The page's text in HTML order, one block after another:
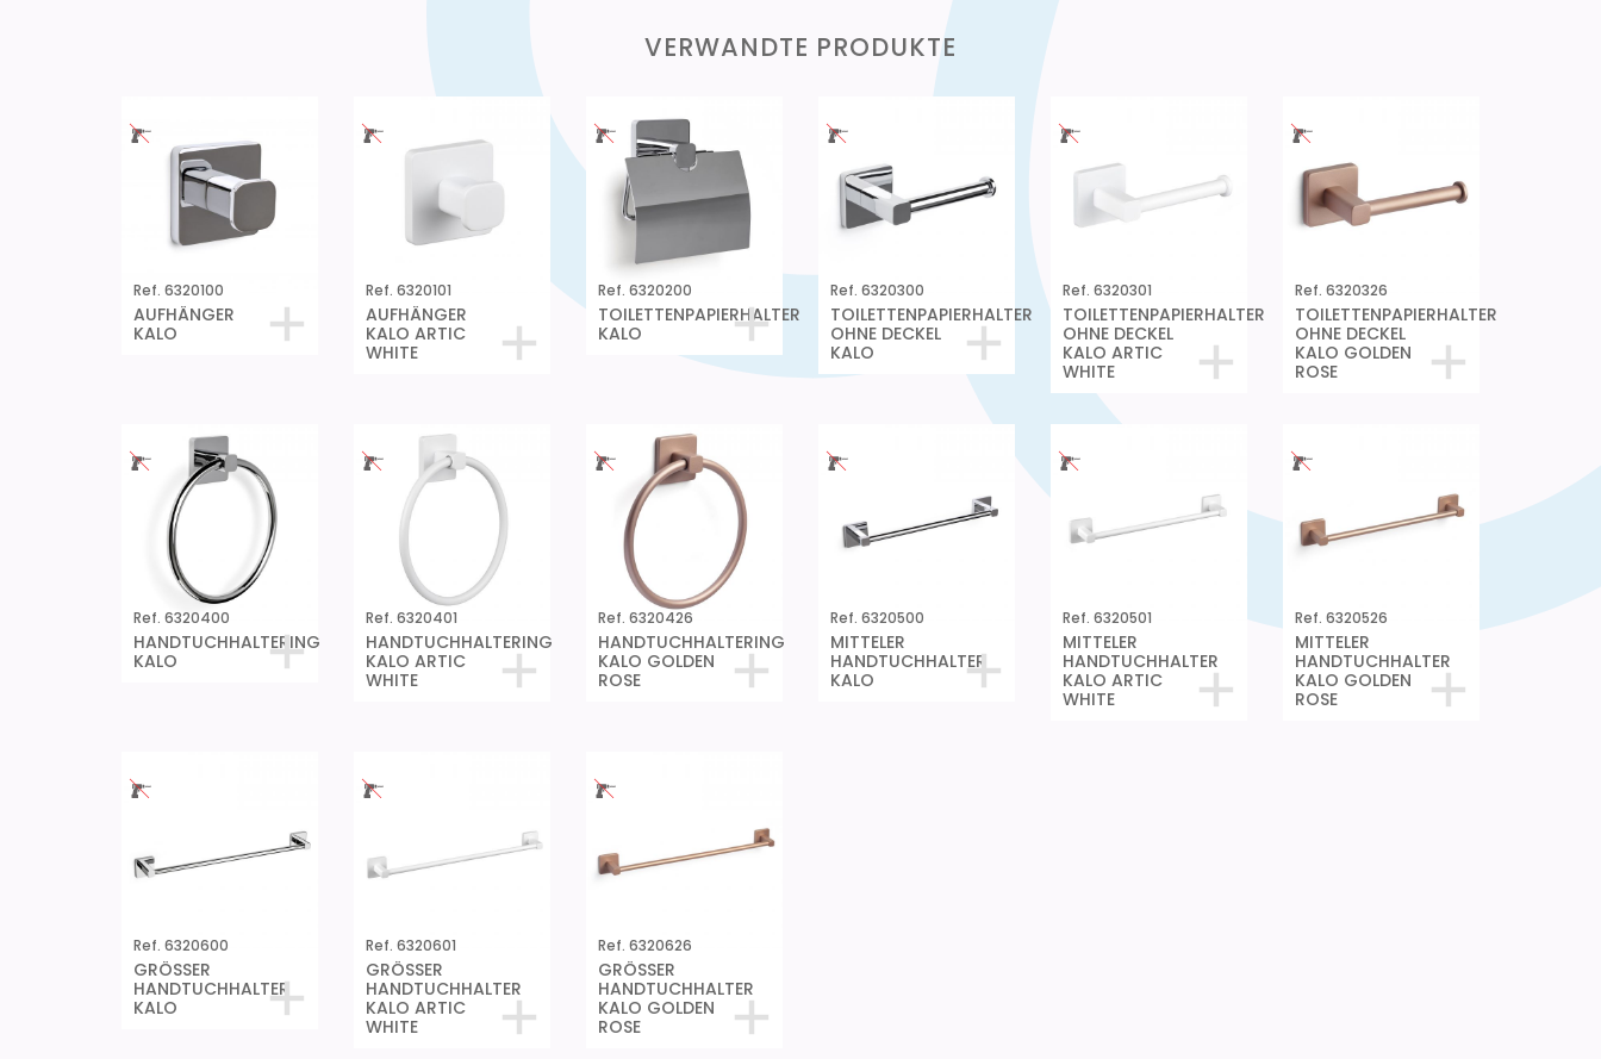
VERWANDTE PRODUKTE
Ref. 6320100
AUFHÄNGER
KALO
Ref. 6320101
AUFHÄNGER
KALO ARTIC
WHITE
Ref. 6320200
TOILETTENPAPIERHALTER
KALO
Ref. 6320300
TOILETTENPAPIERHALTER
OHNE DECKEL
KALO
Ref. 6320301
TOILETTENPAPIERHALTER
OHNE DECKEL
KALO ARTIC
WHITE
Ref. 6320326
TOILETTENPAPIERHALTER
OHNE DECKEL
KALO GOLDEN
ROSE
Ref. 6320400
HANDTUCHHALTERING
KALO
Ref. 6320401
HANDTUCHHALTERING
KALO ARTIC
WHITE
Ref. 6320426
HANDTUCHHALTERING
KALO GOLDEN
ROSE
Ref. 6320500
MITTELER
HANDTUCHHALTER
KALO
Ref. 6320501
MITTELER
HANDTUCHHALTER
KALO ARTIC
WHITE
Ref. 6320526
MITTELER
HANDTUCHHALTER
KALO GOLDEN
ROSE
Ref. 6320600
GRÖSSER
HANDTUCHHALTER
KALO
Ref. 6320601
GRÖSSER
HANDTUCHHALTER
KALO ARTIC
WHITE
Ref. 6320626
GRÖSSER
HANDTUCHHALTER
KALO GOLDEN
ROSE